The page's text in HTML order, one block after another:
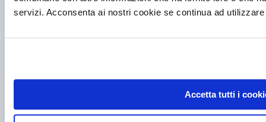
servizi. Acconsenta ai nostri cookie se continua ad
Accetta tutti i
viale Germania, 5
35020 – Ponte S. Nicolò (PD)
Fax +39 049 8802487